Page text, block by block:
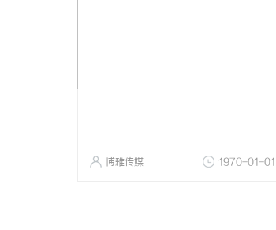
博雅传媒 1970-01-01